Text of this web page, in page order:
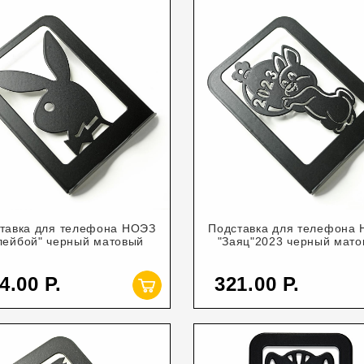
для телефона НОЭЗ
черный матовый
Подставка для телефона
"Заяц"2023 черный
321.00